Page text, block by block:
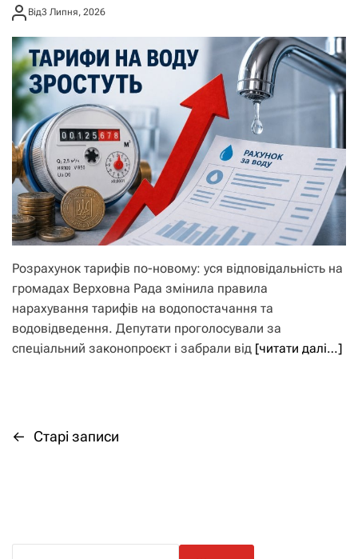
Від3 Липня, 2026
Розрахунок тарифів по-новому: уся відповідальність на
громадах Верховна Рада змінила правила
нарахування тарифів на водопостачання та
водовідведення. Депутати проголосували за
спеціальний законопроєкт і забрали від [читати далі…]
Н
і
← Старі записи